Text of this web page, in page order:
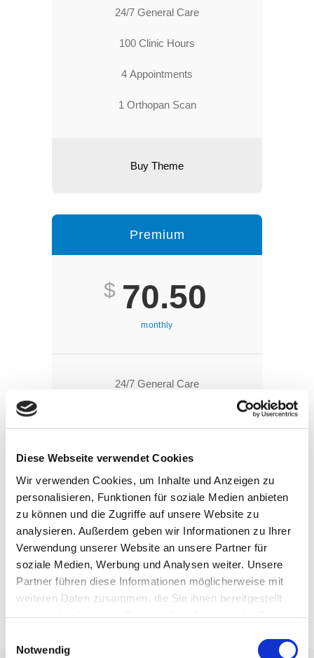
Diese Webseite verwendet Cookies
Wir verwenden Cookies, um Inhalte und Anzeigen zu
personalisieren, Funktionen für soziale Medien anbieten
zu können und die Zugriffe auf unsere Website zu
analysieren. Außerdem geben wir Informationen zu Ihrer
Verwendung unserer Website an unsere Partner für
soziale Medien, Werbung und Analysen weiter. Unsere
Partner führen diese Informationen möglicherweise mit
weiteren Daten zusammen, die Sie ihnen bereitgestellt
Notwendig
24/7 General Care
100 Clinic Hours
4 Appointments
1 Orthopan Scan
Buy Theme
Premium
$ 70.50
monthly
24/7 General Care
1 Orthopan Scan
Buy Theme